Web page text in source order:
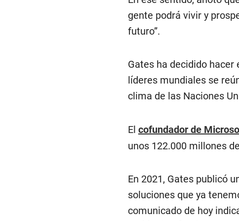
gente podrá vivir y
futuro”.
Gates ha decidido
líderes mundiales se
clima de las Naciones
El cofundador de
unos 122.000 millones
En 2021, Gates publicó
soluciones que ya
comunicado de hoy